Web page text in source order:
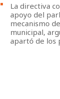
La directiva
apoyo del
mecanismo
municipal,
apartó de los